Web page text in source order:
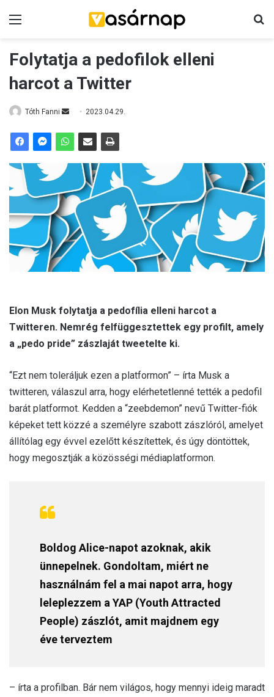
Folytatja a pedofilok elleni
harcot a Twitter
Tóth Fanni
e
m
a
i
2023.04.29.
Elon Musk folytatja a pedofília elleni harcot a
Twitteren. Nemrég felfüggesztettek egy profilt, amely
a „pedo pride” zászlaját tweetelte ki.
“Ezt nem toleráljuk ezen a platformon” – írta Musk a
twitteren, válaszul arra, hogy elérhetetlenné tették a pedofil
barát platformot. Kedden a “zeebdemon” nevű Twitter-fiók
képeket tett közzé a személyre szabott zászlóról, amelyet
állítólag egy évvel ezelőtt készítettek, és úgy döntöttek,
hogy megosztják a közösségi médiaplatformon.
Boldog Alice-napot azoknak, akik
ünnepelnek. Gondoltam, miért ne
használnám fel a mai napot arra, hogy
leleplezzem a YAP (Youth Attracted
People) zászlót, amit majdnem egy
éve terveztem
– írta a profilban. Bár nem világos, hogy mennyi ideig maradt